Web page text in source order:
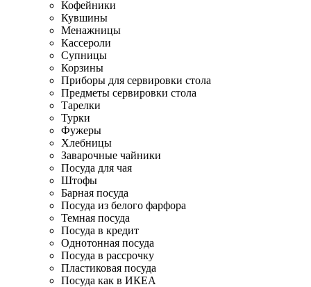
Кофейники
Кувшины
Менажницы
Кассероли
Супницы
Корзины
Приборы для сервировки стола
Предметы сервировки стола
Тарелки
Турки
Фужеры
Хлебницы
Заварочные чайники
Посуда для чая
Штофы
Барная посуда
Посуда из белого фарфора
Темная посуда
Посуда в кредит
Однотонная посуда
Посуда в рассрочку
Пластиковая посуда
Посуда как в ИКЕА